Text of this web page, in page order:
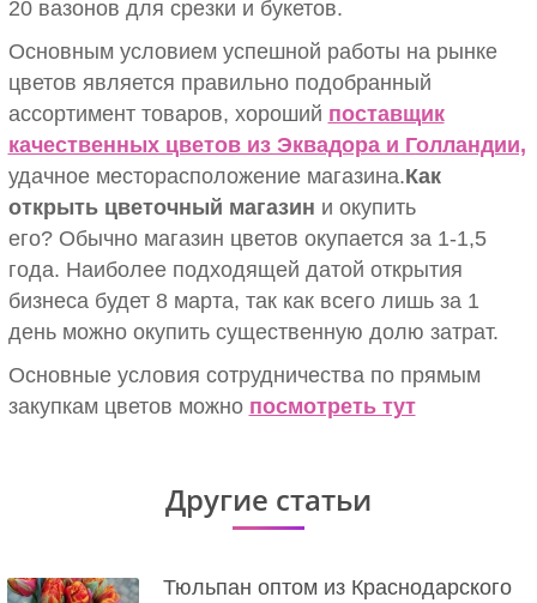
20 вазонов для срезки и букетов.
Основным условием успешной работы на рынке
цветов является правильно подобранный
ассортимент товаров, хороший поставщик
качественных цветов из Эквадора и Голландии,
удачное месторасположение магазина.Как
открыть цветочный магазин и окупить
его? Обычно магазин цветов окупается за 1-1,5
года. Наиболее подходящей датой открытия
бизнеса будет 8 марта, так как всего лишь за 1
день можно окупить существенную долю затрат.
Основные условия сотрудничества по прямым
закупкам цветов можно посмотреть тут
Другие статьи
Тюльпан оптом из Краснодарского